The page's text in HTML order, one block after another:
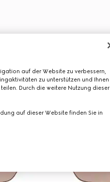
auf der Website zu verbessern,
zu unterstützen und Ihnen
Durch die weitere Nutzung dieser
auf dieser Website finden Sie in